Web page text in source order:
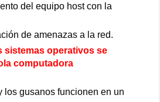
del equipo host con la
de amenazas a la red.
sistemas operativos se
computadora
los gusanos funcionen en un